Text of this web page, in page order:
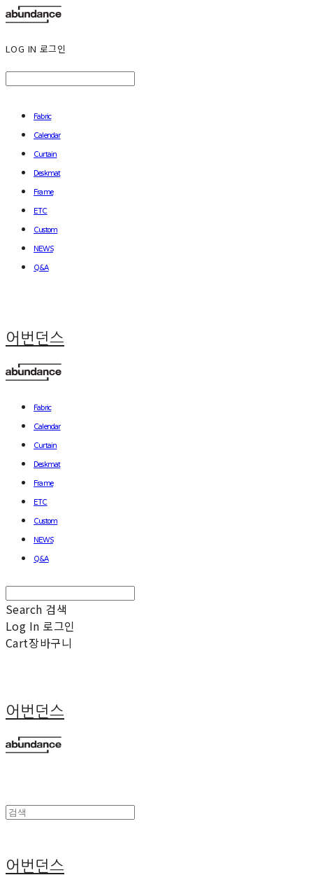
LOG IN 로그인
Fabric
Calendar
Curtain
Deskmat
Frame
ETC
Custom
NEWS
Q&A
어번던스
Fabric
Calendar
Curtain
Deskmat
Frame
ETC
Custom
NEWS
Q&A
Search 검색
Log In 로그인
Cart장바구니
어번던스
어번던스